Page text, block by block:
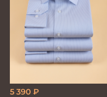
5 390 ₽